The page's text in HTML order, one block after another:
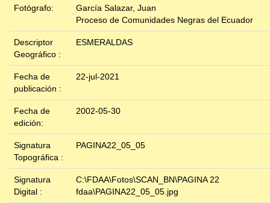
Fotógrafo:
García Salazar, Juan
Proceso de Comunidades Negras del Ecuador
Descriptor
Geográfico :
ESMERALDAS
Fecha de
publicación :
22-jul-2021
Fecha de
edición:
2002-05-30
Signatura
Topográfica :
PAGINA22_05_05
Signatura
Digital :
C:\FDAA\Fotos\SCAN_BN\PAGINA 22
fdaa\PAGINA22_05_05.jpg